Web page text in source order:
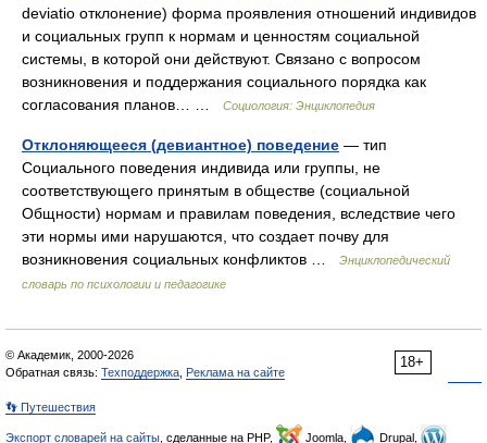
deviatio отклонение) форма проявления отношений индивидов
и социальных групп к нормам и ценностям социальной
системы, в которой они действуют. Связано с вопросом
возникновения и поддержания социального порядка как
согласования планов… …
Социология: Энциклопедия
Отклоняющееся (девиантное) поведение — тип
Социального поведения индивида или группы, не
соответствующего принятым в обществе (социальной
Общности) нормам и правилам поведения, вследствие чего
эти нормы ими нарушаются, что создает почву для
возникновения социальных конфликтов …
Энциклопедический
словарь по психологии и педагогике
18+
© Академик, 2000-2026
Обратная связь: Техподдержка Реклама на сайте
👣 Путешествия
Экспорт словарей на сайты , сделанные на PHP, Joomla, Drupal,